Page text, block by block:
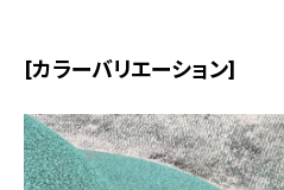
[カラーバリエーション]